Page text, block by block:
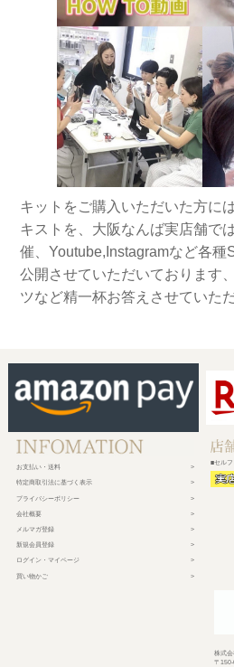
キットをご購入いただいた方に
キストを、大阪なんば実店舗で
催、Youtube,Instagramなど各種
公開させていただいております
ツなど精一杯お答えさせていた
お支払い・送料
特定商取引法に基づく表示
プライバシーポリシー
会社概要
メルマガ登録
新規会員登録
ログイン・マイページ
買い物かご
■セル
株式会
〒150-